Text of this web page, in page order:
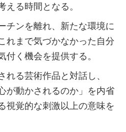
える時間となる。
チンを離れ、新たな環境に
れまで気づかなかった自分
付く機会を提供する。
れる芸術作品と対話し、
が動かされるのか」を内省
視覚的な刺激以上の意味を